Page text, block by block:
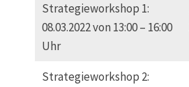
Strategieworkshop 1:
08.03.2022 von 13:00 – 16:00
Uhr
Strategieworkshop 2: